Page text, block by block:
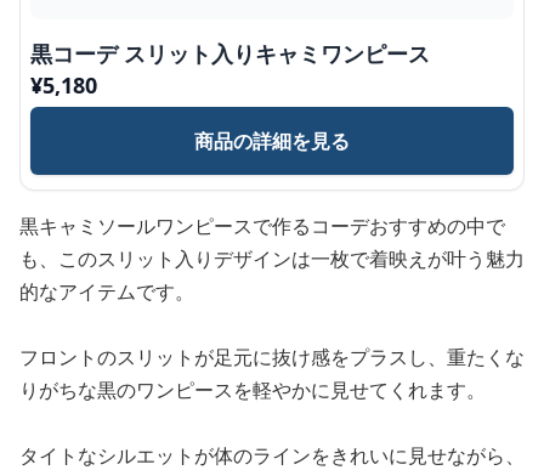
黒コーデ スリット入りキャミワンピース
¥5,180
商品の詳細を見る
黒キャミソールワンピースで作るコーデおすすめの中で
も、このスリット入りデザインは一枚で着映えが叶う魅力
的なアイテムです。
フロントのスリットが足元に抜け感をプラスし、重たくな
りがちな黒のワンピースを軽やかに見せてくれます。
タイトなシルエットが体のラインをきれいに見せながら、